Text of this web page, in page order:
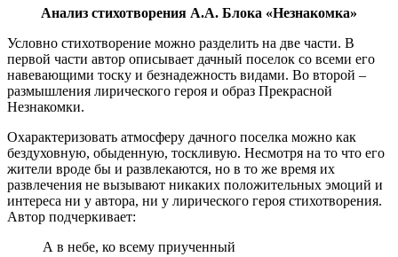
Анализ стихотворения А.А. Блока «Незнакомка»
Условно стихотворение можно разделить на две части. В
первой части автор описывает дачный поселок со всеми его
навевающими тоску и безнадежность видами. Во второй –
размышления лирического героя и образ Прекрасной
Незнакомки.
Охарактеризовать атмосферу дачного поселка можно как
бездуховную, обыденную, тоскливую. Несмотря на то что его
жители вроде бы и развлекаются, но в то же время их
развлечения не вызывают никаких положительных эмоций и
интереса ни у автора, ни у лирического героя стихотворения.
Автор подчеркивает:
А в небе, ко всему приученный